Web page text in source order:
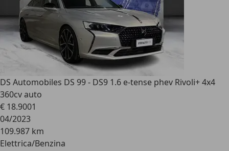
DS Automobiles DS 99 - DS9 1.6 e-tense phev Rivoli+ 4x4
360cv auto
€ 18.9001
04/2023
109.987 km
Elettrica/Benzina